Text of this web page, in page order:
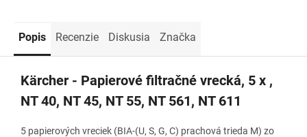
Popis Recenzie Diskusia Značka
Kärcher - Papierové filtračné vrecká, 5 x ,
NT 40, NT 45, NT 55, NT 561, NT 611
5 papierových vreciek (BIA-(U, S, G, C) prachová trieda M) zo